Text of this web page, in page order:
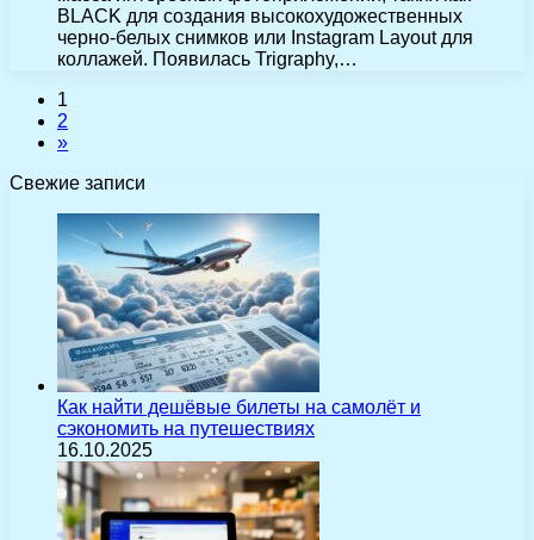
BLACK для создания высокохудожественных
черно-белых снимков или Instagram Layout для
коллажей. Появилась Trigraphy,…
1
2
»
Свежие записи
Как найти дешёвые билеты на самолёт и
сэкономить на путешествиях
16.10.2025